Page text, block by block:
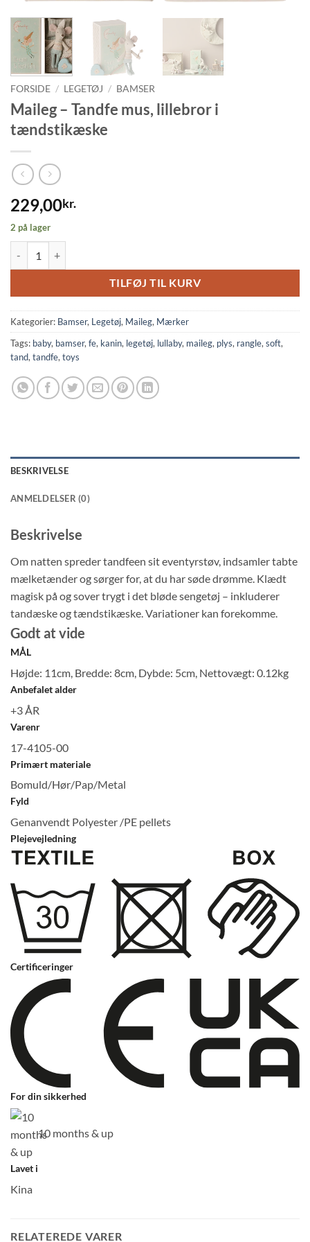
FORSIDE / LEGETØJ / BAMSER
Maileg – Tandfe mus, lillebror i
tændstikæske
229,00kr.
2 på lager
TILFØJ TIL KURV
Kategorier: Bamser, Legetøj, Maileg, Mærker
Tags: baby, bamser,fe, kanin, legetøj, lullaby, maileg, plys, rangle,soft,
tand,tandfe,toys
BESKRIVELSE
ANMELDELSER (0)
Beskrivelse
Om natten spreder tandfeen sit eventyrstøv, indsamler tabte
mælketænder og sørger for, at du har søde drømme. Klædt
magisk på og sover trygt i det bløde sengetøj – inkluderer
tandæske og tændstikæske. Variationer kan forekomme.
Godt at vide
MÅL
Højde: 11cm, Bredde: 8cm, Dybde: 5cm, Nettovægt: 0.12kg
Anbefalet alder
+3 ÅR
Varenr
17-4105-00
Primært materiale
Bomuld/Hør/Pap/Metal
Fyld
Genanvendt Polyester /PE pellets
Plejevejledning
Certificeringer
For din sikkerhed
10 months & up
Lavet i
Kina
RELATEREDE VARER